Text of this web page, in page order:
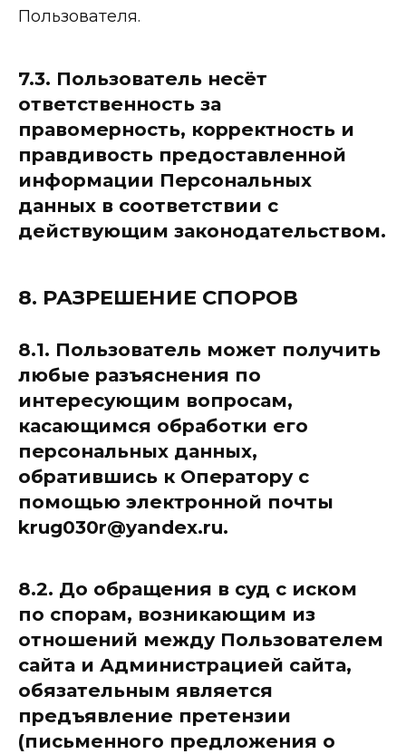
Пользователя.
7.3. Пользователь несёт
ответственность за
правомерность, корректность и
правдивость предоставленной
информации Персональных
данных в соответствии с
действующим законодательством.
8. РАЗРЕШЕНИЕ СПОРОВ
8.1. Пользователь может получить
любые разъяснения по
интересующим вопросам,
касающимся обработки его
персональных данных,
обратившись к Оператору с
помощью электронной почты
krug030r@yandex.ru.
8.2. До обращения в суд с иском
по спорам, возникающим из
отношений между Пользователем
сайта и Администрацией сайта,
обязательным является
предъявление претензии
(письменного предложения о